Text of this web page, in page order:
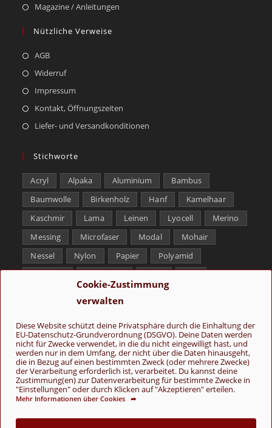
Cookie-Zustimmung
verwalten
Diese Website schützt deine Privatsphäre durch die Einhaltung der
EU-Datenschutz-Grundverordnung (DSGVO). Deine Daten werden
nicht für Zwecke verwendet, in die du nicht eingewilligt hast, und
werden nur in dem Umfang, der nicht über die Daten hinausgeht,
die in Bezug auf einen bestimmten Zweck (oder mehrere Zwecke)
der Verarbeitung erforderlich ist, verarbeitet. Du kannst deine
Zustimmung(en) zur Datenverarbeitung für bestimmte Zwecke in
"Einstellungen" oder durch Klicken auf "Akzeptieren" erteilen.
Mehr Informationen über Cookies ➦
Magazine / Anleitungen
Nützliche Verweise
AGB
Widerruf
Impressum
Kontakt, Öffnungszeiten
Liefer- und Versandkonditionen
Stichworte
Acryl Alpaka Aluminium
Bambus
Baumwolle
Birkenholz Hanf
Kamelhaar
Kaschmir
Lama Leinen Lyocell
Merino
Messing
Microfaser Modal
Mohair
Nessel
Nylon Papier
Polyamid
Folge uns